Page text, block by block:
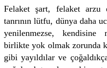
Felaket şart, felaket arzu
tanrının lütfu, dünya daha
yenilenmezse, kendisine
birlikte yok olmak zorunda
gibi yayıldılar ve